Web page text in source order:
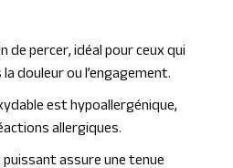
de percer, idéal pour ceux qui
douleur ou l’engagement.
est hypoallergénique,
allergiques.
puissant assure une tenue